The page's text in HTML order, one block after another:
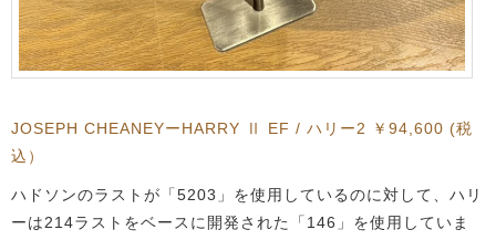
JOSEPH CHEANEYーHARRY Ⅱ EF / ハリー2 ￥94,600 (税
込）
ハドソンのラストが「5203」を使用しているのに対して、ハリ
ーは214ラストをベースに開発された「146」を使用していま